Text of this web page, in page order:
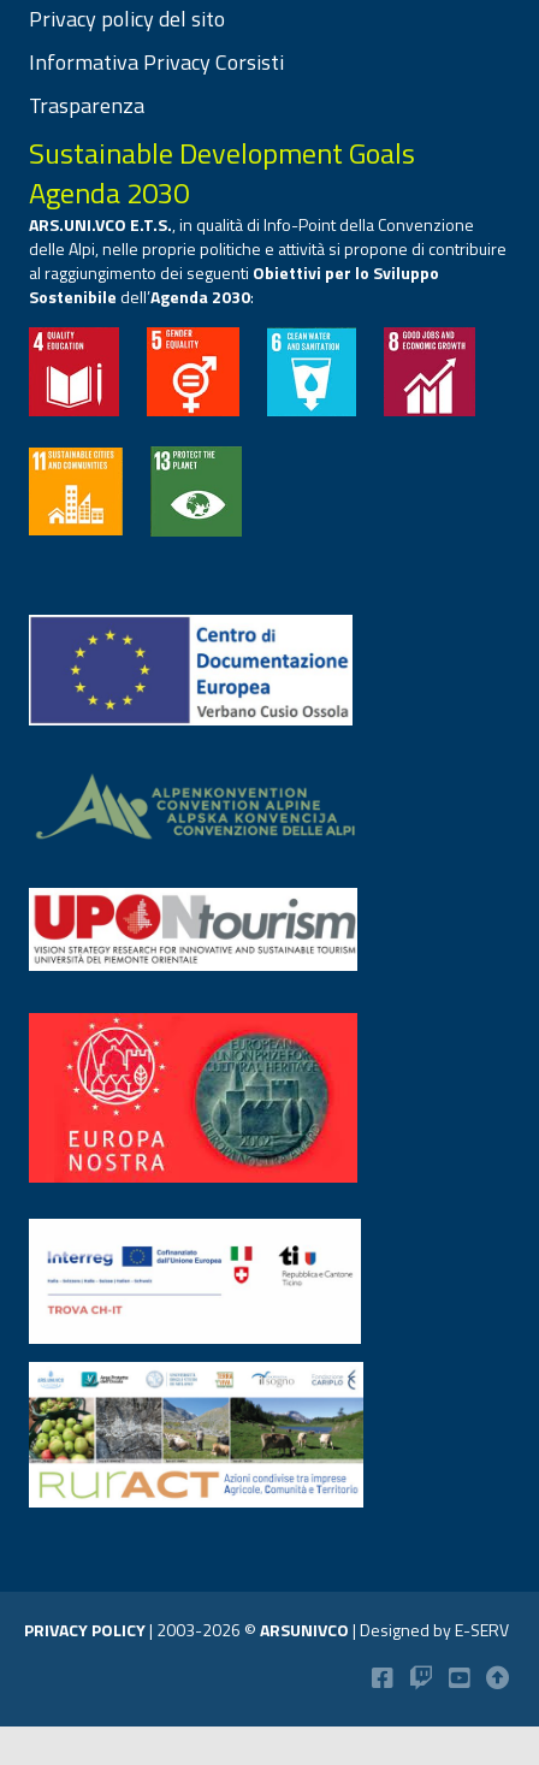
Privacy policy del sito
Informativa Privacy Corsisti
Trasparenza
Sustainable Development Goals
Agenda 2030
ARS.UNI.VCO E.T.S., in qualità di Info-Point della Convenzione
delle Alpi, nelle proprie politiche e attività si propone di contribuire
al raggiungimento dei seguenti Obiettivi per lo Sviluppo
Sostenibiledell’Agenda 2030:
PRIVACY POLICY| 2003-2026 ©ARSUNIVCO|Designed byE-SERV